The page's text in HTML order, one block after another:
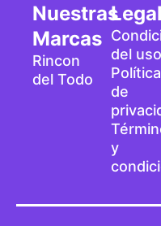
Nuestras
Marcas
Rincon
del Todo
Legal
del uso
Política
de
y